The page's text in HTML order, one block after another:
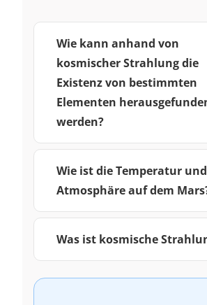
Wie kann anhand von
kosmischer Strahlung die
Existenz von bestimmten
Elementen
werden?
Wie ist die Temperatur
Atmosphäre auf dem
Was ist kosmische